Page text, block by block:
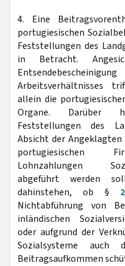
4. Eine
portugiesischen
Feststellungen des
in Betracht.
Arbeitsverhältnisses
allein die
Organe. Darüber
Feststellungen des
Absicht der Angeklagten
portugiesischen
Lohnzahlungen
abgeführt werden
dahinstehen, ob §
Nichtabführung von
inländischen
oder aufgrund der
Sozialsysteme auch
Beitragsaufkommen